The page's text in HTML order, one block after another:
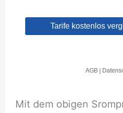
Mit dem obigen